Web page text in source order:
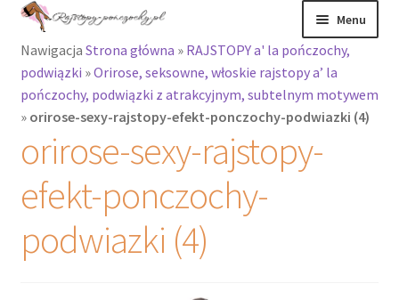
Przejdź
nawigacji
Przejdź
treści
Menu
Rajstopy
Rozwiń
menu
potomne
Rajstopy Orirose
Pończochy i
zakolanówki
Podkolanówki i
skarpetki
Nawigacja Strona główna » RAJSTOPY a' la pończochy,
podwiązki »Orirose, seksowne, włoskie rajstopy a’ la
pończochy, podwiązki z atrakcyjnym, subtelnym motywem
» orirose-sexy-rajstopy-efekt-ponczochy-podwiazki (4)
orirose-sexy-rajstopy-
efekt-ponczochy-
podwiazki (4)